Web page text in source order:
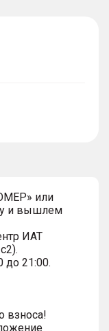
или
и вышлем
ИАТ
до 21:00.
взноса!